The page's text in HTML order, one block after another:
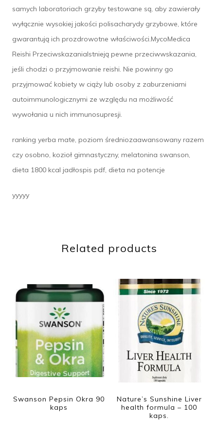
samych laboratoriach grzyby testowane są, aby zawierały
wyłącznie wysokiej jakości polisacharydy grzybowe, które
gwarantują ich prozdrowotne właściwości.MycoMedica
Reishi PrzeciwskazaniaIstnieją pewne przeciwwskazania,
jeśli chodzi o przyjmowanie reishi. Nie powinny go
przyjmować kobiety w ciąży lub osoby z zaburzeniami
autoimmunologicznymi ze względu na możliwość
wywołania u nich immunosupresji.
ranking yerba mate, poziom średniozaawansowany razem
czy osobno, kozioł gimnastyczny, melatonina swanson,
dieta 1800 kcal jadłospis pdf, dieta na potencje
yyyyy
Related products
Swanson Pepsin Okra 90
kaps
Nature’s Sunshine Liver
health formula – 100
kaps.